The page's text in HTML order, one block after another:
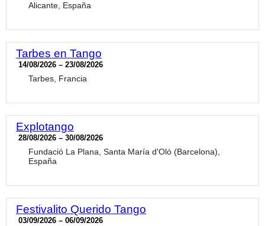
Alicante, España
Tarbes en Tango
14/08/2026 – 23/08/2026
Tarbes, Francia
Explotango
28/08/2026 – 30/08/2026
Fundació La Plana, Santa María d'Oló (Barcelona),
España
Festivalito Querido Tango
03/09/2026 – 06/09/2026